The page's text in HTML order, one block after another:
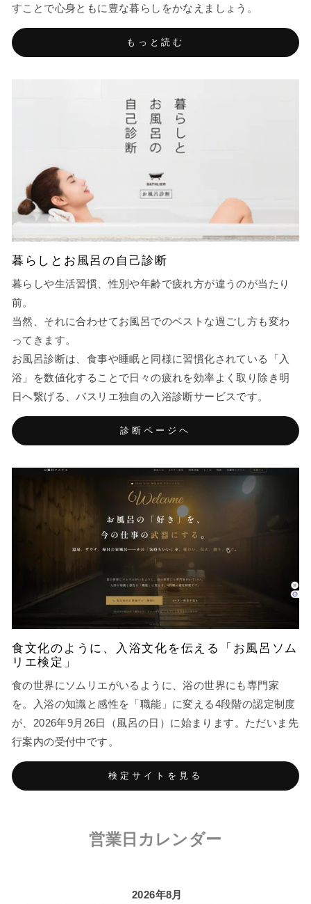
すことで心身ともに豊な暮らしをかなえましょう。
もっと読む
暮らしとお風呂の自己診断
暮らしや生活習慣、性別や年齢で疲れ方が違うのが当たり
前。
当然、それに合わせてお風呂でのベストな過ごし方も変わ
ってきます。
お風呂診断は、食事や睡眠と同様に習慣化されている「入
浴」を数値化することで日々の疲れを効率よく取り除き明
日へ繋げる、バスリエ独自の入浴診断サービスです。
診断ページヘ
食文化のように、入浴文化を伝える「お風呂ソム
リエ検定」
食の世界にソムリエがいるように、浴の世界にも専門家
を。入浴の知識と感性を「職能」に変える4段階の認定制度
が、2026年9月26日（風呂の日）に始まります。ただいま先
行案内の受付中です。
検定サイトを見る
営業日カレンダー
2026年8月